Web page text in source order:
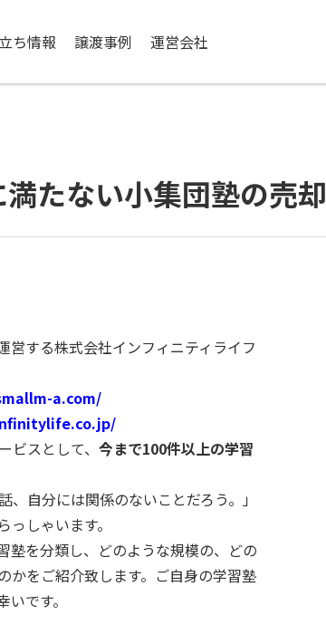
ち情報 譲渡事例 運営会社
たない小集団塾の売却
営する株式会社インフィニティライフ
a.com/
ビスとして、 今まで100件以上の学習
、自分には関係のないことだろう。」
しゃいます。
塾を分類し、どのような規模の、どの
かをご紹介致します。ご自身の学習塾
です。